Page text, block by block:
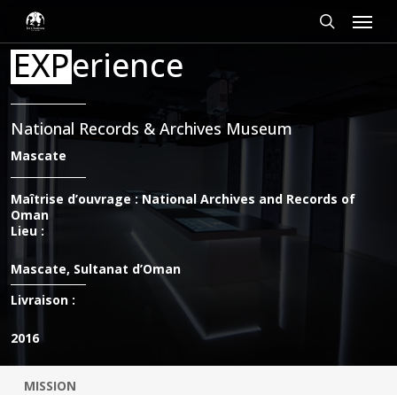
Panneau de gestion des cookies
contenu
principal
rechercher
Menu
EXPerience
National Records & Archives Museum
Mascate
Maîtrise d’ouvrage : National Archives and Records of
Oman
Lieu :
Mascate, Sultanat d’Oman
Livraison :
2016
MISSION